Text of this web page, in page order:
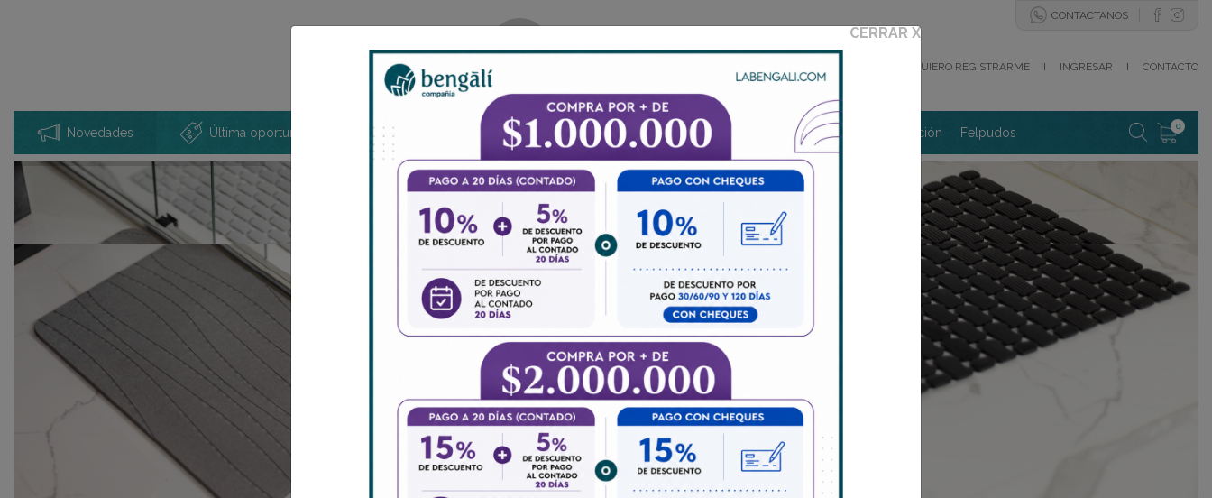
CONTACTANOS
QUIERO REGISTRARME I INGRESAR I CONTACTO
Novedades Última oportunidad! Espacio living Alfombras decorativas Baño Cocina Cubre camas y mantas Decoración Felpudos 0
CERRAR X